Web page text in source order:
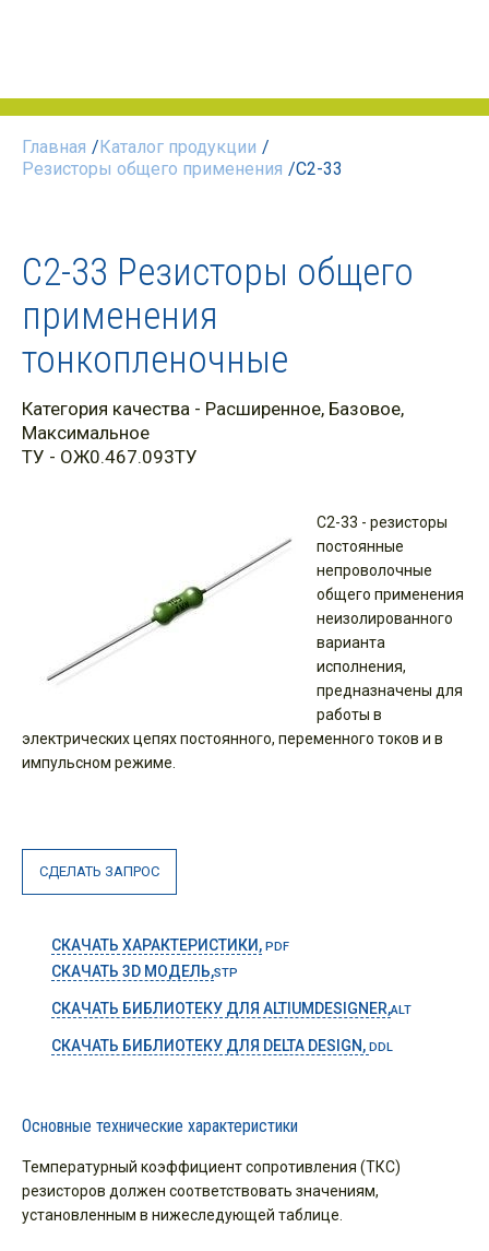
Главная /Каталог продукции /
Резисторы общего применения /С2-33
С2-33 Резисторы общего
применения
тонкопленочные
Категория качества - Расширенное, Базовое,
Максимальное
ТУ - ОЖ0.467.093ТУ
С2-33 - резисторы
постоянные
непроволочные
общего применения
неизолированного
варианта
исполнения,
предназначены для
работы в
электрических цепях постоянного, переменного токов и в
импульсном режиме.
СДЕЛАТЬ ЗАПРОС
СКАЧАТЬ ХАРАКТЕРИСТИКИ, PDF
СКАЧАТЬ 3D МОДЕЛЬ,STP
СКАЧАТЬ БИБЛИОТЕКУ ДЛЯ ALTIUMDESIGNER,ALT
СКАЧАТЬ БИБЛИОТЕКУ ДЛЯ DELTA DESIGN, DDL
Основные технические характеристики
Температурный коэффициент сопротивления (ТКС)
резисторов должен соответствовать значениям,
установленным в нижеследующей таблице.